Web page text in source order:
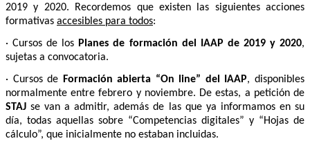
2019 y 2020. Recordemos que existen las siguientes acciones
formativas accesibles para todos:
· Cursos de los Planes de formación del IAAP de 2019 y 2020,
sujetas a convocatoria.
· Cursos de
Formación abierta “On line” del IAAP, disponibles
normalmente entre febrero y noviembre. De estas, a petición de
STAJ se van a admitir, además de las que ya informamos en su
día, todas aquellas sobre “Competencias digitales” y “Hojas de
cálculo”, que inicialmente no estaban incluidas.